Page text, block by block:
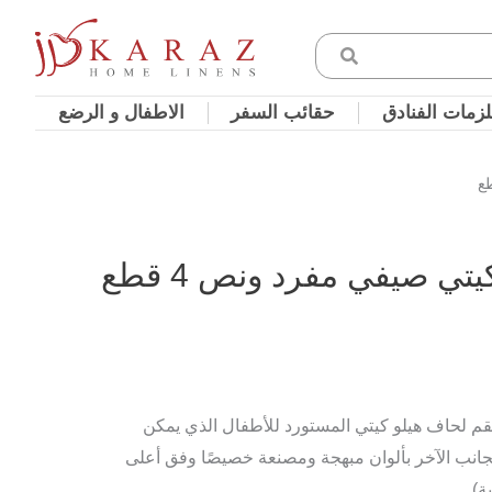
الفنادق حقائب السفر الاطفال و الرضع
صيفي مفرد ونص 4 قطع
هيلو كيتي المستورد للأطفال الذي يمكن
الآخر بألوان مبهجة ومصنعة خصيصًا وفق أعلى